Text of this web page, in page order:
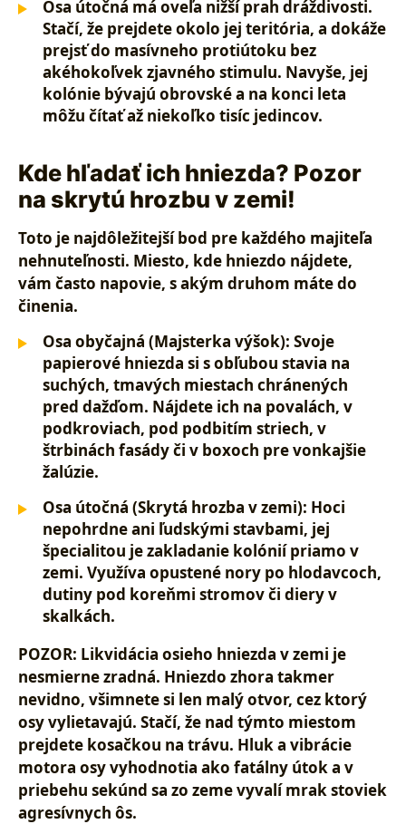
Osa útočná má oveľa nižší prah dráždivosti.
Stačí, že prejdete okolo jej teritória, a dokáže
prejsť do masívneho protiútoku bez
akéhokoľvek zjavného stimulu. Navyše, jej
kolónie bývajú obrovské a na konci leta
môžu čítať až niekoľko tisíc jedincov.
Kde hľadať ich hniezda? Pozor
na skrytú hrozbu v zemi!
Toto je najdôležitejší bod pre každého majiteľa
nehnuteľnosti. Miesto, kde hniezdo nájdete,
vám často napovie, s akým druhom máte do
činenia.
Osa obyčajná (Majsterka výšok): Svoje
papierové hniezda si s obľubou stavia na
suchých, tmavých miestach chránených
pred dažďom. Nájdete ich na povalách, v
podkroviach, pod podbitím striech, v
štrbinách fasády či v boxoch pre vonkajšie
žalúzie.
Osa útočná (Skrytá hrozba v zemi): Hoci
nepohrdne ani ľudskými stavbami, jej
špecialitou jezakladanie kolónií priamo v
zemi. Využíva opustené nory po hlodavcoch,
dutiny pod koreňmi stromov či diery v
skalkách.
POZOR: Likvidácia osieho hniezda v zemi je
nesmierne zradná. Hniezdo zhora takmer
nevidno, všimnete si len malý otvor, cez ktorý
osy vylietavajú. Stačí, že nad týmto miestom
prejdete kosačkou na trávu. Hluk a vibrácie
motora osy vyhodnotia ako fatálny útok a v
priebehu sekúnd sa zo zeme vyvalí mrak stoviek
agresívnych ôs.